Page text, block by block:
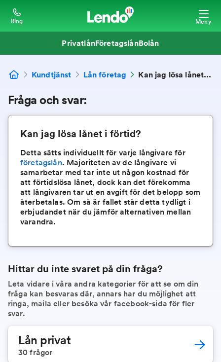
Ring Meny
PrivatlånFöretagslånBolån
Kundtjänst Lån företag Kan jag lösa lånet i förtid?
Fråga och svar:
Kan jag lösa lånet i förtid?
Detta sätts individuellt för varje långivare för
företagslån. Majoriteten av de långivare vi
samarbetar med tar inte ut någon kostnad för
att förtidslösa lånet, dock kan det förekomma
att långivaren tar ut en avgift för det belopp som
återbetalas. Om så är fallet står detta tydligt i
erbjudandet när du jämför alternativen mellan
varandra.
Hittar du inte svaret på din fråga?
Leta vidare i våra andra kategorier för att se om din
fråga kan besvaras där, annars har du möjlighet att
ringa, maila eller besöka vår facebook-sida för fler
svar.
Lån privat
30 frågor